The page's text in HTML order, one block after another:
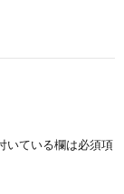
いている欄は必須項